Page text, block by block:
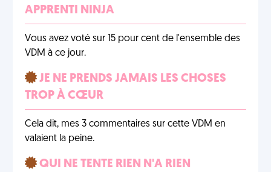
APPRENTI NINJA
Vous avez voté sur 15 pour cent de l'ensemble des
VDM à ce jour.
JE NE PRENDS JAMAIS LES CHOSES
TROP À CŒUR
Cela dit, mes 3 commentaires sur cette VDM en
valaient la peine.
QUI NE TENTE RIEN N'A RIEN